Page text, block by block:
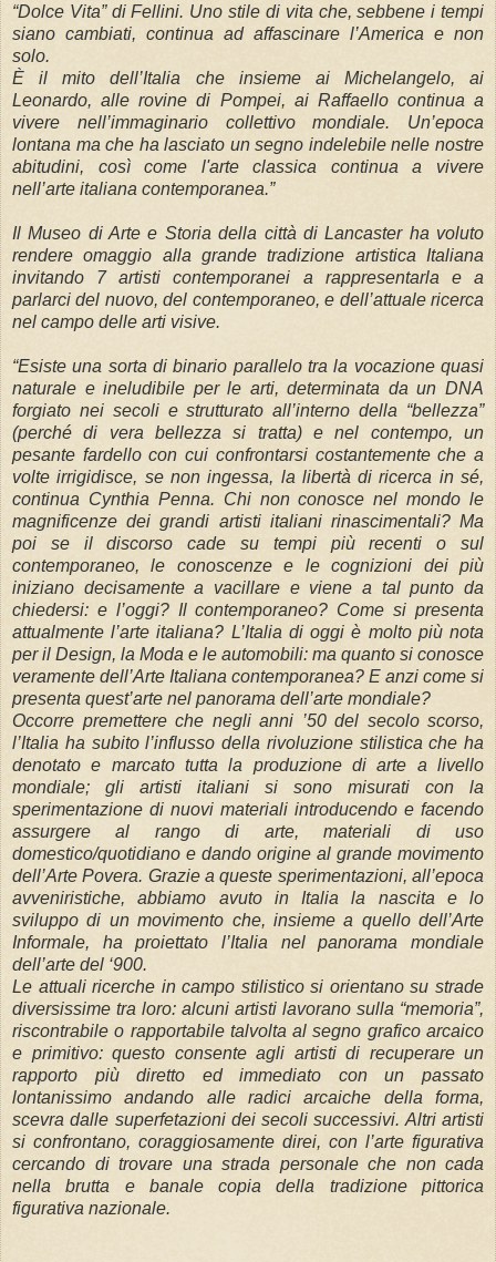
“Dolce Vita” di Fellini. Uno stile di vita che, sebbene i tempi
siano cambiati, continua ad affascinare l’America e non
solo.
È il mito dell’Italia che insieme ai Michelangelo, ai
Leonardo, alle rovine di Pompei, ai Raffaello continua a
vivere nell’immaginario collettivo mondiale. Un’epoca
lontana ma che ha lasciato un segno indelebile nelle nostre
abitudini, così come l'arte classica continua a vivere
nell’arte italiana contemporanea.”
Il Museo di Arte e Storia della città di Lancaster ha voluto
rendere omaggio alla grande tradizione artistica Italiana
invitando 7 artisti contemporanei a rappresentarla e a
parlarci del nuovo, del contemporaneo, e dell’attuale ricerca
nel campo delle arti visive.
“Esiste una sorta di binario parallelo tra la vocazione quasi
naturale e ineludibile per le arti, determinata da un DNA
forgiato nei secoli e strutturato all’interno della “bellezza”
(perché di vera bellezza si tratta) e nel contempo, un
pesante fardello con cui confrontarsi costantemente che a
volte irrigidisce, se non ingessa, la libertà di ricerca in sé,
continua Cynthia Penna. Chi non conosce nel mondo le
magnificenze dei grandi artisti italiani rinascimentali? Ma
poi se il discorso cade su tempi più recenti o sul
contemporaneo, le conoscenze e le cognizioni dei più
iniziano decisamente a vacillare e viene a tal punto da
chiedersi: e l’oggi? Il contemporaneo? Come si presenta
attualmente l’arte italiana? L’Italia di oggi è molto più nota
per il Design, la Moda e le automobili: ma quanto si conosce
veramente dell’Arte Italiana contemporanea? E anzi come si
presenta quest’arte nel panorama dell’arte mondiale?
Occorre premettere che negli anni ’50 del secolo scorso,
l’Italia ha subito l’influsso della rivoluzione stilistica che ha
denotato e marcato tutta la produzione di arte a livello
mondiale; gli artisti italiani si sono misurati con la
sperimentazione di nuovi materiali introducendo e facendo
assurgere al rango di arte, materiali di uso
domestico/quotidiano e dando origine al grande movimento
dell’Arte Povera. Grazie a queste sperimentazioni, all’epoca
avveniristiche, abbiamo avuto in Italia la nascita e lo
sviluppo di un movimento che, insieme a quello dell’Arte
Informale, ha proiettato l’Italia nel panorama mondiale
dell’arte del ‘900.
Le attuali ricerche in campo stilistico si orientano su strade
diversissime tra loro: alcuni artisti lavorano sulla “memoria”,
riscontrabile o rapportabile talvolta al segno grafico arcaico
e primitivo: questo consente agli artisti di recuperare un
rapporto più diretto ed immediato con un passato
lontanissimo andando alle radici arcaiche della forma,
scevra dalle superfetazioni dei secoli successivi. Altri artisti
si confrontano, coraggiosamente direi, con l’arte figurativa
cercando di trovare una strada personale che non cada
nella brutta e banale copia della tradizione pittorica
figurativa nazionale.